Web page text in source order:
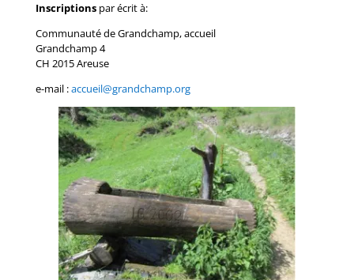
Inscriptionspar écrit à:
Communauté de Grandchamp, accueil
Grandchamp 4
CH 2015 Areuse
e-mail :accueil@grandchamp.org